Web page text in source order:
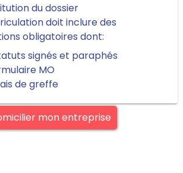
du dossier
doit inclure des
obligatoires dont:
signés et paraphés
MO
de greffe
mon entreprise